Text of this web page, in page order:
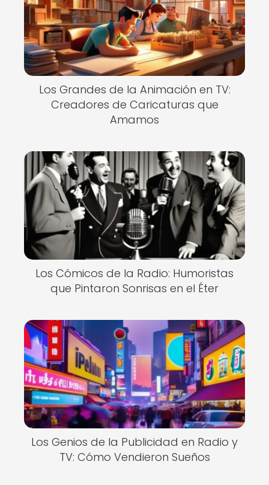
Los Grandes de la Animación en TV:
Creadores de Caricaturas que
Amamos
Los Cómicos de la Radio: Humoristas
que Pintaron Sonrisas en el Éter
Los Genios de la Publicidad en Radio y
TV: Cómo Vendieron Sueños